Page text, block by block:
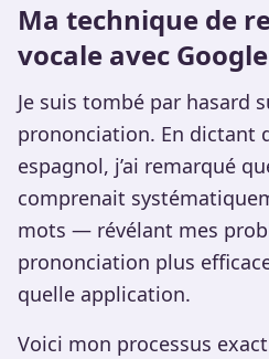
Ma technique de
vocale avec
Je suis tombé par hasard
prononciation. En dictant
espagnol, j’ai remarqué
comprenait
mots — révélant mes
prononciation plus
quelle application.
Voici mon processus